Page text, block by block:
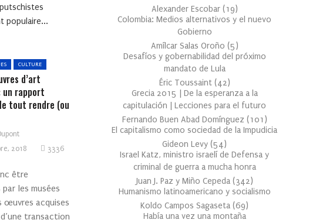
populaire...
CULTURE
d’art
rapport
tout rendre (ou
2018
3336
être
les musées
œuvres acquises
transaction
Alexander Escobar (19)
Colombia: Medios alternativos y el nuevo
Gobierno
Amílcar Salas Oroño (5)
Desafíos y gobernabilidad del próximo
mandato de Lula
Éric Toussaint (42)
Grecia 2015 | De la esperanza a la
capitulación | Lecciones para el futuro
Fernando Buen Abad Domínguez (101 )
El capitalismo como sociedad de la Impudicia
Gideon Levy (54)
Israel Katz, ministro israelí de Defensa y
criminal de guerra a mucha honra
Juan J. Paz y Miño Cepeda (342)
Humanismo latinoamericano y socialismo
Koldo Campos Sagaseta (69)
Había una vez una montaña